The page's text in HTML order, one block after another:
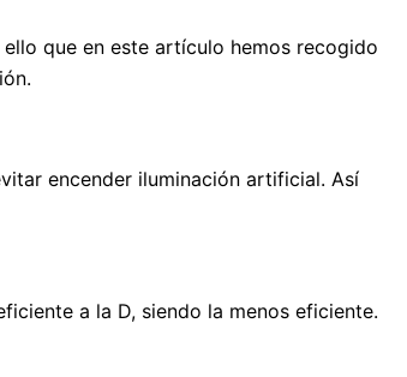
que en este artículo hemos recogido
encender iluminación artificial. Así
a la D, siendo la menos eficiente.